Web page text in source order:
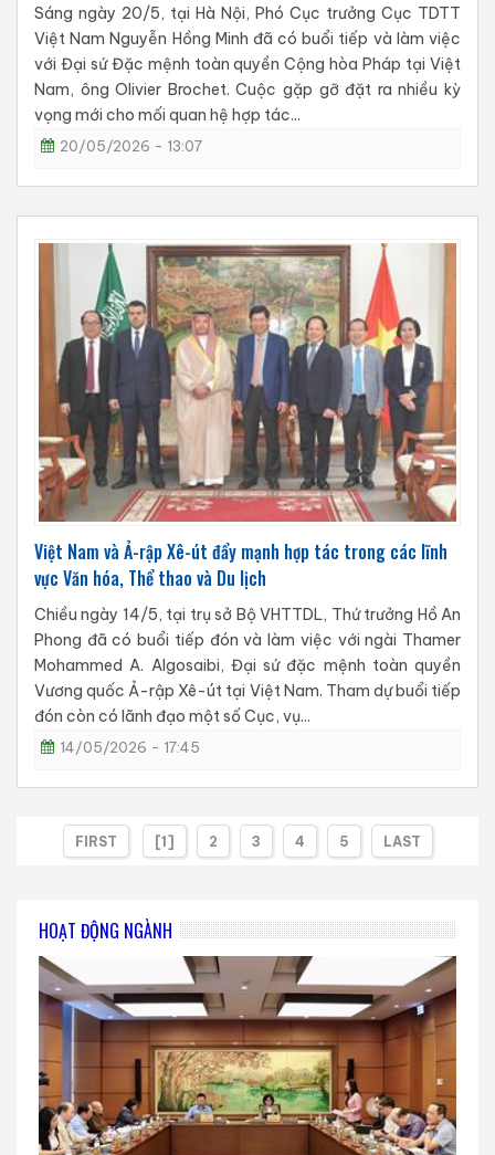
Sáng ngày 20/5, tại Hà Nội, Phó Cục trưởng Cục TDTT
Việt Nam Nguyễn Hồng Minh đã có buổi tiếp và làm việc
với Đại sứ Đặc mệnh toàn quyền Cộng hòa Pháp tại Việt
Nam, ông Olivier Brochet. Cuộc gặp gỡ đặt ra nhiều kỳ
vọng mới cho mối quan hệ hợp tác...
20/05/2026 - 13:07
Việt Nam và Ả-rập Xê-út đẩy mạnh hợp tác trong các lĩnh
vực Văn hóa, Thể thao và Du lịch
Chiều ngày 14/5, tại trụ sở Bộ VHTTDL, Thứ trưởng Hồ An
Phong đã có buổi tiếp đón và làm việc với ngài Thamer
Mohammed A. Algosaibi, Đại sứ đặc mệnh toàn quyền
Vương quốc Ả-rập Xê-út tại Việt Nam. Tham dự buổi tiếp
đón còn có lãnh đạo một số Cục, vụ...
14/05/2026 - 17:45
FIRST [1] 2 3 4 5 LAST
HOẠT ĐỘNG NGÀNH